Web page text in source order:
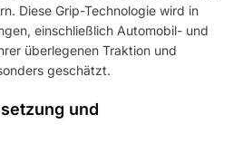
Diese Grip-Technologie wird in
einschließlich Automobil- und
überlegenen Traktion und
geschätzt.
und